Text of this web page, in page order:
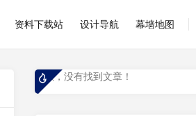
资料下载站 设计导航 幕墙地图
抱歉，没有找到文章！